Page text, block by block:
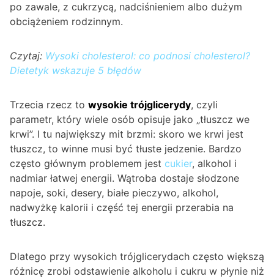
po zawale, z cukrzycą, nadciśnieniem albo dużym
obciążeniem rodzinnym.
Czytaj: Wysoki cholesterol: co podnosi cholesterol?
Dietetyk wskazuje 5 błędów
Trzecia rzecz to wysokie trójglicerydy, czyli
parametr, który wiele osób opisuje jako „tłuszcz we
krwi”. I tu największy mit brzmi: skoro we krwi jest
tłuszcz, to winne musi być tłuste jedzenie. Bardzo
często głównym problemem jest cukier, alkohol i
nadmiar łatwej energii. Wątroba dostaje słodzone
napoje, soki, desery, białe pieczywo, alkohol,
nadwyżkę kalorii i część tej energii przerabia na
tłuszcz.
Dlatego przy wysokich trójglicerydach często większą
różnicę zrobi odstawienie alkoholu i cukru w płynie niż